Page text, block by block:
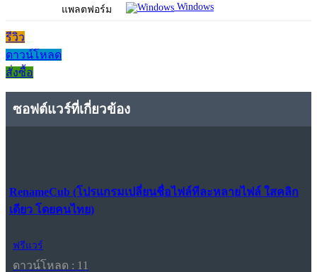
แพลตฟอร์ม Windows
รีวิว
ดาวน์โหลด
สั่งซื้อ
ซอฟต์แวร์ที่เกี่ยวข้อง
RenameCub (โปรแกรมเปลี่ยนชื่อไฟล์ทีละหลายไฟล์ ใสคลิก
เดียว โดยคนไทย)
ฟรีแวร์
ดาวน์โหลด : 11